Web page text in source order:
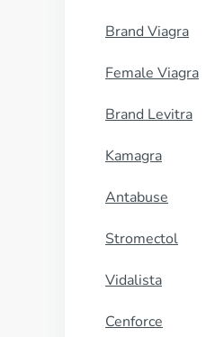
Brand Viagra
Female Viagra
Brand Levitra
Kamagra
Antabuse
Stromectol
Vidalista
Cenforce